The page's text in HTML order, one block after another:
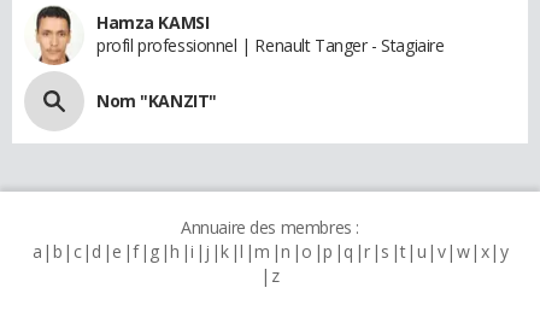
Hamza KAMSI
profil professionnel | Renault Tanger - Stagiaire
Nom "KANZIT"
Annuaire des membres :
a b c d e f g h i j k l m n o p q r s t u v w x y
z